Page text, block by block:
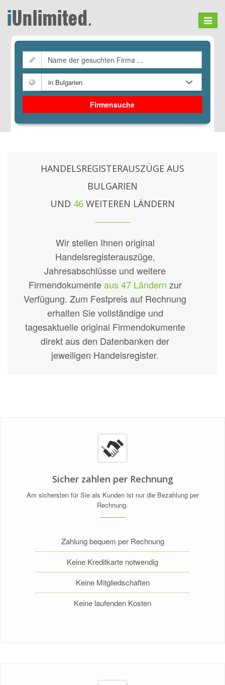
Toggle
Firmensuche
HANDELSREGISTERAUSZÜGE AUS
BULGARIEN
UND 46 WEITEREN LÄNDERN
Wir stellen Ihnen original
Handelsregisterauszüge,
Jahresabschlüsse und weitere
Firmendokumenteaus 47 Ländern zur
Verfügung. Zum Festpreis auf Rechnung
erhalten Sie vollständige und
tagesaktuelle original Firmendokumente
direkt aus den Datenbanken der
jeweiligen Handelsregister.
Sicher zahlen per Rechnung
Am sichersten für Sie als Kunden ist nur die Bezahlung per
Rechnung.
Zahlung bequem per Rechnung
Keine Kreditkarte notwendig
Keine Mitgliedschaften
Keine laufenden Kosten